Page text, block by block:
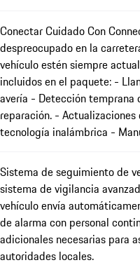
Conectar Cuidado Con
despreocupado en la
vehículo estén siempre
incluidos en el paquete: -
avería - Detección temprana
reparación. -
tecnología inalámbrica -
Sistema de seguimiento de
sistema de vigilancia
vehículo envía
de alarma con personal
adicionales necesarias para
autoridades locales.